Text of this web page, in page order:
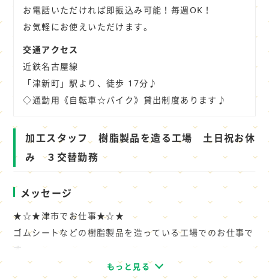
お電話いただければ即振込み可能！毎週OK！
お気軽にお使えいただけます。
交通アクセス
近鉄名古屋線
「津新町」駅より、徒歩 17分♪
◇通勤用《自転車☆バイク》貸出制度あります♪
加工スタッフ 樹脂製品を造る工場 土日祝お休
み ３交替勤務
メッセージ
★☆★津市でお仕事★☆★
ゴムシートなどの樹脂製品を造っている工場でのお仕事で
す。
主に製品のカット作業や検査のお仕事をお願いします。
もっと見る